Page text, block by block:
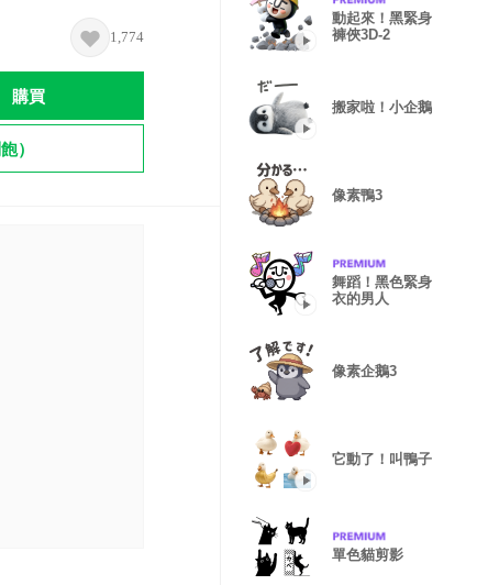
1,774
購買
）
動起來！黑緊身
褲俠3D-2
搬家啦！小企鵝
像素鴨3
舞蹈！黑色緊身
衣的男人
像素企鵝3
它動了！叫鴨子
單色貓剪影